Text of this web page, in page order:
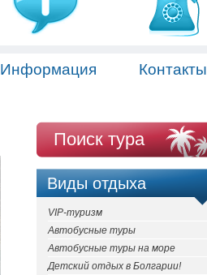
Информация Контакты
Поиск тура
Виды отдыха
VIP-туризм
Автобусные туры
Автобусные туры на море
Детский отдых в Болгарии!